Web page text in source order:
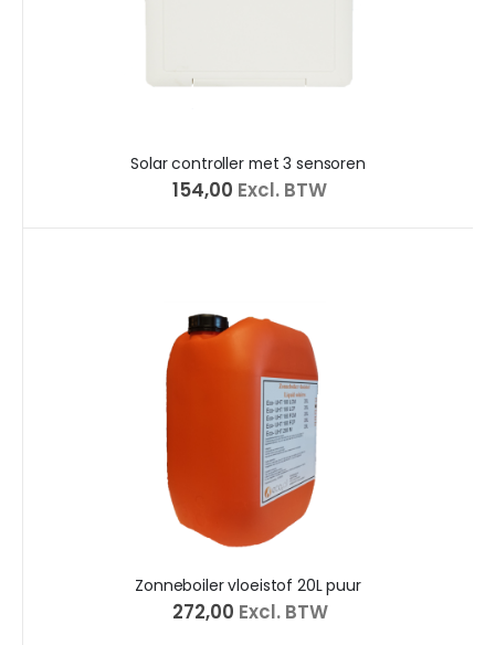
Solar controller met 3 sensoren
€ 154,00 Excl. BTW
Zonneboiler vloeistof 20L puur
€ 272,00 Excl. BTW